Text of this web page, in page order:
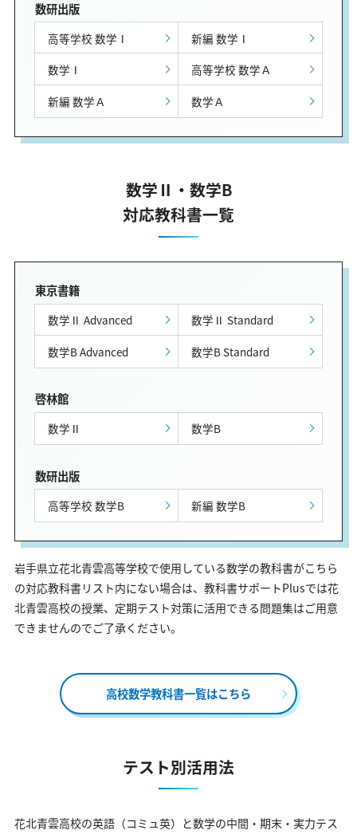
数研出版
高等学校 数学Ⅰ
新編 数学Ⅰ
数学Ⅰ
高等学校 数学Ａ
新編 数学Ａ
数学Ａ
数学Ⅱ・数学B
対応教科書一覧
東京書籍
数学Ⅱ Advanced
数学Ⅱ Standard
数学B Advanced
数学B Standard
啓林館
数学Ⅱ 数学B
数研出版
高等学校 数学B 新編 数学B
岩手県立花北青雲高等学校で使用している数学の教科書がこちら
の対応教科書リスト内にない場合は、教科書サポートPlusでは花
北青雲高校の授業、定期テスト対策に活用できる問題集はご用意
できませんのでご了承ください。
高校数学教科書一覧はこちら
テスト別活用法
花北青雲高校の英語（コミュ英）と数学の中間・期末・実力テス